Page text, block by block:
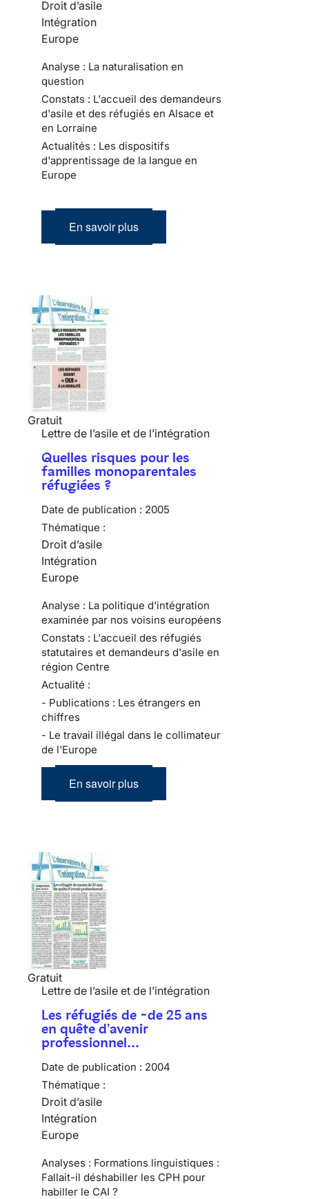
Droit d’asile
Intégration
Europe
Analyse : La naturalisation en
question
Constats : L'accueil des demandeurs
d'asile et des réfugiés en Alsace et
en Lorraine
Actualités : Les dispositifs
d'apprentissage de la langue en
Europe
En savoir plus
Gratuit
Lettre de l’asile et de l’intégration
Quelles risques pour les
familles monoparentales
réfugiées ?
Date de publication : 2005
Thématique :
Droit d’asile
Intégration
Europe
Analyse : La politique d'intégration
examinée par nos voisins européens
Constats : L'accueil des réfugiés
statutaires et demandeurs d'asile en
région Centre
Actualité :
- Publications : Les étrangers en
chiffres
- Le travail illégal dans le collimateur
de l'Europe
En savoir plus
Gratuit
Lettre de l’asile et de l’intégration
Les réfugiés de -de 25 ans
en quête d'avenir
professionnel…
Date de publication : 2004
Thématique :
Droit d’asile
Intégration
Europe
Analyses : Formations linguistiques :
Fallait-il déshabiller les CPH pour
habiller le CAI ?